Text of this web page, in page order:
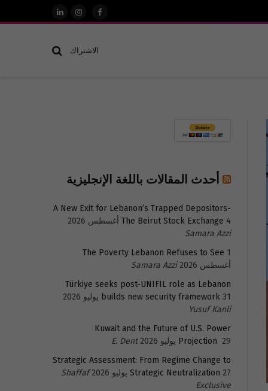
فيسبوكالانستغرام
لينكدإن
الاشتراك
أحدث المقالات باللغة الإنجليزية
A New Exit for Lebanon’s Trapped Depositors-
The Beirut Stock Exchange 4 أغسطس 2026
Samara Azzi
The Poverty Lebanon Refuses to See 1
أغسطس 2026
Samara Azzi
Türkiye seeks post-UNIFIL role as Lebanon
builds new security framework 31 يوليو 2026
Yusuf Kanli
Kuwait and the Future of U.S. Power
Projection 29 يوليو 2026
E. Dent
Strategic Assessment: From Regime Change to
Strategic Neutralization 27 يوليو 2026
Shaffaf
Exclusive